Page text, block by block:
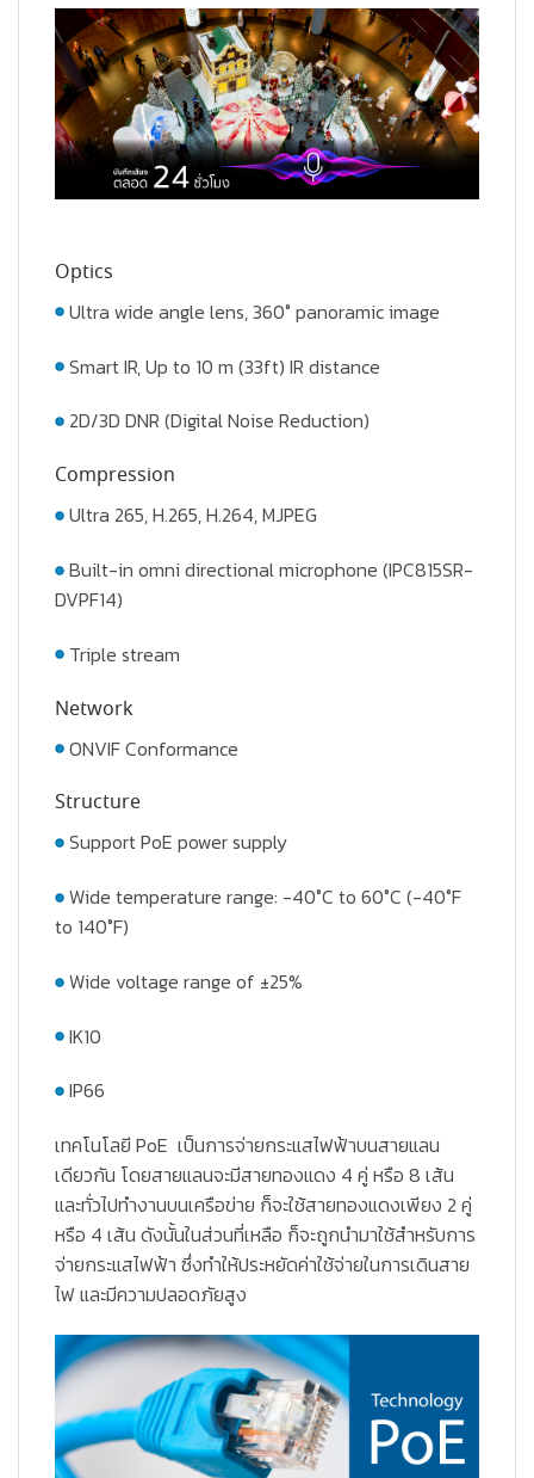
Optics
Ultra wide angle lens, 360° panoramic image
Smart IR, Up to 10 m (33ft) IR distance
2D/3D DNR (Digital Noise Reduction)
Compression
Ultra 265, H.265, H.264, MJPEG
Built-in omni directional microphone (IPC815SR-
DVPF14)
Triple stream
Network
ONVIF Conformance
Structure
Support PoE power supply
Wide temperature range: -40°C to 60°C (-40°F
to 140°F)
Wide voltage range of ±25%
IK10
IP66
เทคโนโลยี PoE เป็นการจ่ายกระแสไฟฟ้าบนสายแลน
เดียวกัน โดยสายแลนจะมีสายทองแดง 4 คู่ หรือ 8 เส้น
และทั่วไปทำงานบนเครือข่าย ก็จะใช้สายทองแดงเพียง 2 คู่
หรือ 4 เส้น ดังนั้นในส่วนที่เหลือ ก็จะถูกนำมาใช้สำหรับการ
จ่ายกระแสไฟฟ้า ซึ่งทำให้ประหยัดค่าใช้จ่ายในการเดินสาย
ไฟ และมีความปลอดภัยสูง